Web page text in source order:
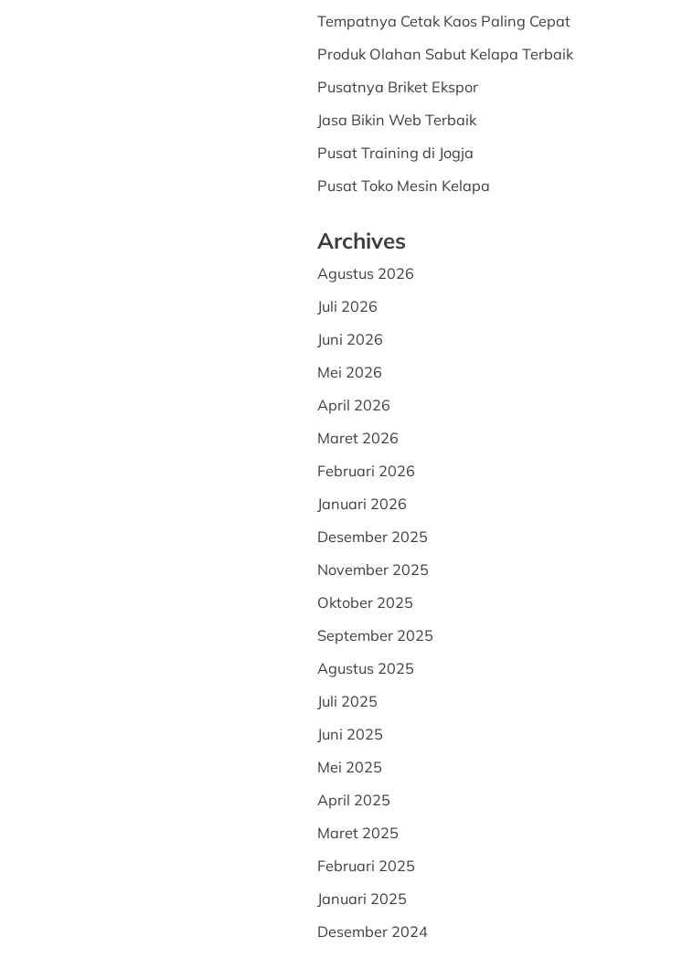
Tempatnya Cetak Kaos Paling Cepat
Produk Olahan Sabut Kelapa Terbaik
Pusatnya Briket Ekspor
Jasa Bikin Web Terbaik
Pusat Training di Jogja
Pusat Toko Mesin Kelapa
Archives
Agustus 2026
Juli 2026
Juni 2026
Mei 2026
April 2026
Maret 2026
Februari 2026
Januari 2026
Desember 2025
November 2025
Oktober 2025
September 2025
Agustus 2025
Juli 2025
Juni 2025
Mei 2025
April 2025
Maret 2025
Februari 2025
Januari 2025
Desember 2024